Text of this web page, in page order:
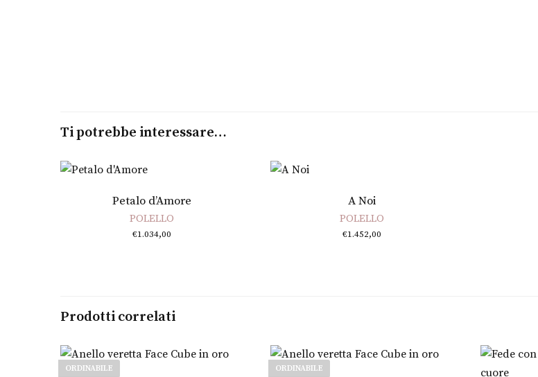
Ti potrebbe interessare…
Petalo d’Amore
POLELLO
€1.034,00
A Noi
POLELLO
€1.452,00
Prodotti correlati
ORDINABILE ORDINABILE